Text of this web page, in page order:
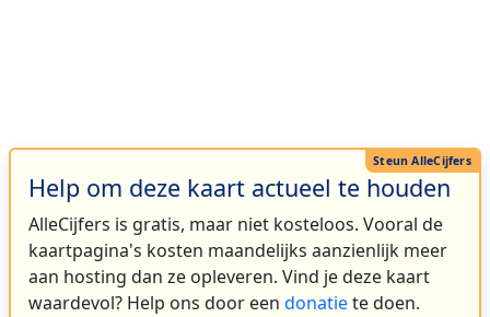
Help om deze kaart actueel te houden
AlleCijfers is gratis, maar niet kosteloos. Vooral de
kaartpagina's kosten maandelijks aanzienlijk meer
aan hosting dan ze opleveren. Vind je deze kaart
waardevol? Help ons door een donatiete doen.